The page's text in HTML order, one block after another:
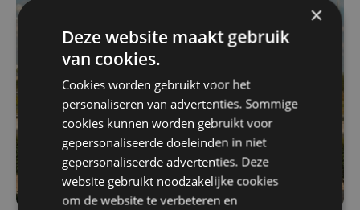
×
Deze website maakt gebruik
van cookies.
Cookies worden gebruikt voor het
personaliseren van advertenties. Sommige
cookies kunnen worden gebruikt voor
gepersonaliseerde doeleinden in niet
gepersonaliseerde advertenties. Deze
website gebruikt noodzakelijke cookies
om de website te verbeteren en